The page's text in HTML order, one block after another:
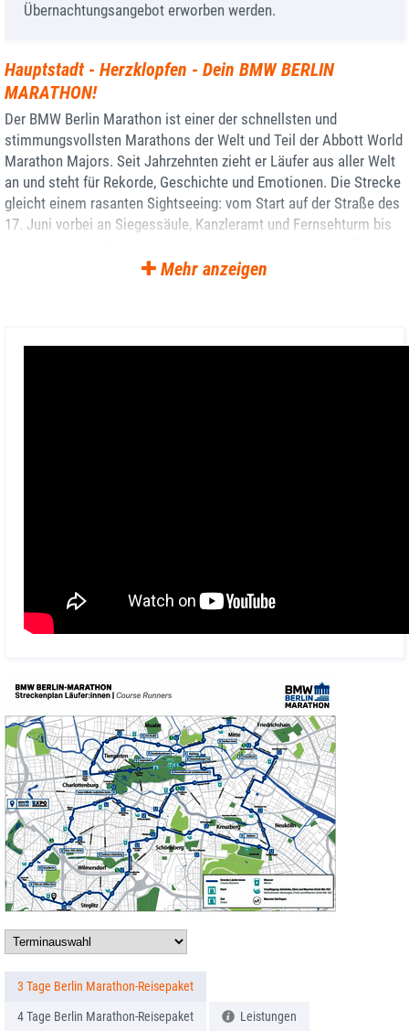
Übernachtungsangebot erworben werden.
Hauptstadt - Herzklopfen - Dein BMW BERLIN
MARATHON!
Der BMW Berlin Marathon ist einer der schnellsten und
stimmungsvollsten Marathons der Welt und Teil der Abbott World
Marathon Majors. Seit Jahrzehnten zieht er Läufer aus aller Welt
an und steht für Rekorde, Geschichte und Emotionen. Die Strecke
gleicht einem rasanten Sightseeing: vom Start auf der Straße des
17. Juni vorbei an Siegessäule, Kanzleramt und Fernsehturm bis
58.000 Läufer und mehr als eine Million Zuschauer machen Berlin
Morgenlauf
schulz sportreisen Team für dich vor Ort in Berlin
Wir, das Team von schulz sportreisen, sind während des
EXPO, wo wir Dir bei Fragen rund um Lauf, Strecke und Aufenthalt
weiterhelfen. Zusätzlich begrüßen wir Dich gern in unserer
Berliner Filiale nahe der Volksbühne. Mit umfassenden
Reiseunterlagen und lokaler Expertise sorgen wir für einen
rundum gelungenen Berlin-Aufenthalt.
Mehr anzeigen
3 Tage Berlin Marathon-Reisepaket
4 Tage Berlin Marathon-Reisepaket Leistungen